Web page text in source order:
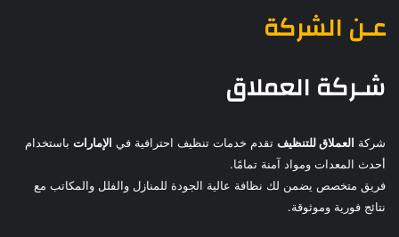
عـن الشركة
شـركة العملاق
شركة العملاق للتنظيف تقدم خدمات تنظيف احترافية في الإمارات باستخدام
أحدث المعدات ومواد آمنة تمامًا.
فريق متخصص يضمن لك نظافة عالية الجودة للمنازل والفلل والمكاتب مع
نتائج فورية وموثوقة.